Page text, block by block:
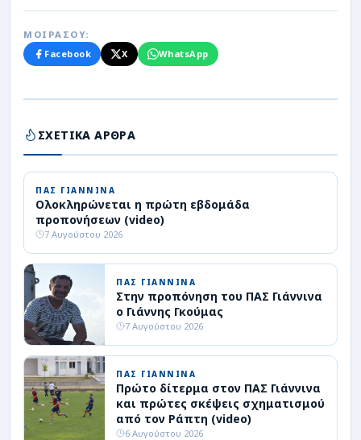
ΜΟΙΡΑΣΟΥ:
Facebook
X WhatsApp
ΣΧΕΤΙΚΑ ΑΡΘΡΑ
ΠΑΣ ΓΙΑΝΝΙΝΑ
Ολοκληρώνεται η πρώτη εβδομάδα
προπονήσεων (video)
7 Αυγούστου 2026
ΠΑΣ ΓΙΑΝΝΙΝΑ
Στην προπόνηση του ΠΑΣ Γιάννινα
ο Γιάννης Γκούμας
7 Αυγούστου 2026
ΠΑΣ ΓΙΑΝΝΙΝΑ
Πρώτο δίτερμα στον ΠΑΣ Γιάννινα
και πρώτες σκέψεις σχηματισμού
από τον Ράπτη (video)
6 Αυγούστου 2026